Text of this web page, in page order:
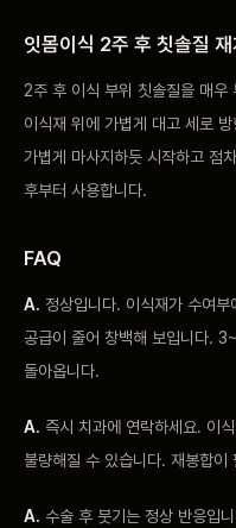
잇몸이식 2주 후 칫솔질 재
2주 후 이식 부위 칫솔질을 매우
이식재 위에 가볍게 대고 세로
가볍게 마사지하듯 시작하고 점
후부터 사용합니다.
FAQ
A. 정상입니다. 이식재가 수여
공급이 줄어 창백해 보입니다.
돌아옵니다.
A. 즉시 치과에 연락하세요. 이
불량해질 수 있습니다. 재봉합이
A. 수술 후 붓기는 정상 반응입